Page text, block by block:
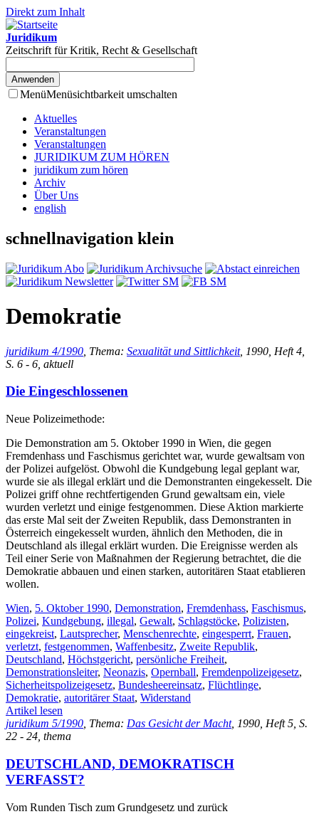
Direkt zum Inhalt
Juridikum
Zeitschrift für Kritik, Recht & Gesellschaft
MenüMenüsichtbarkeit umschalten
Aktuelles
Veranstaltungen
Veranstaltungen
JURIDIKUM ZUM HÖREN
juridikum zum hören
Archiv
Über Uns
english
schnellnavigation klein
Demokratie
juridikum 4/1990 , Thema: Sexualität und Sittlichkeit, 1990, Heft 4,
S. 6 - 6, aktuell
Die Eingeschlossenen
Neue Polizeimethode:
Die Demonstration am 5. Oktober 1990 in Wien, die gegen
Fremdenhass und Faschismus gerichtet war, wurde gewaltsam von
der Polizei aufgelöst. Obwohl die Kundgebung legal geplant war,
wurde sie als illegal erklärt und die Demonstranten eingekesselt. Die
Polizei griff ohne rechtfertigenden Grund gewaltsam ein, viele
wurden verletzt und einige festgenommen. Diese Aktion markierte
das erste Mal seit der Zweiten Republik, dass Demonstranten in
Österreich eingekesselt wurden, ähnlich den Methoden, die in
Deutschland als illegal erklärt wurden. Die Ereignisse werden als
Teil einer Serie von Maßnahmen der Regierung betrachtet, die die
Demokratie abbauen und einen starken, autoritären Staat etablieren
wollen.
Wien, 5. Oktober 1990, Demonstration, Fremdenhass, Faschismus,
Polizei, Kundgebung, illegal, Gewalt, Schlagstöcke, Polizisten,
eingekreist, Lautsprecher, Menschenrechte, eingesperrt, Frauen,
verletzt, festgenommen, Waffenbesitz, Zweite Republik,
Deutschland, Höchstgericht, persönliche Freiheit,
Demonstrationsleiter, Neonazis, Opernball, Fremdenpolizeigesetz,
Sicherheitspolizeigesetz, Bundesheereinsatz, Flüchtlinge,
Demokratie, autoritärer Staat, Widerstand
Artikel lesen
juridikum 5/1990 , Thema: Das Gesicht der Macht, 1990, Heft 5, S.
22 - 24, thema
DEUTSCHLAND, DEMOKRATISCH
VERFASST?
Vom Runden Tisch zum Grundgesetz und zurück